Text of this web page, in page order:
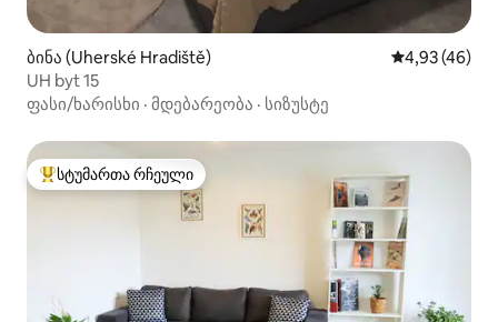
ბინა (Uherské Hradiště) საშუალო
4,93 (46)
UH byt 15
ფასი/ხარისხი · მდებარეობა · სიზუსტე
სტუმართა რჩეული მოწინავე ვარიანტი
სტუმართა რჩეული